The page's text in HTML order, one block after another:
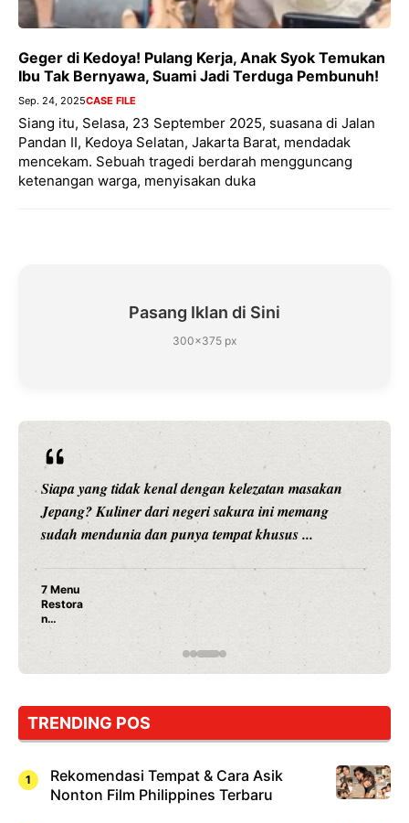
Geger di Kedoya! Pulang Kerja, Anak Syok Temukan
Ibu Tak Bernyawa, Suami Jadi Terduga Pembunuh!
Sep. 24, 2025CASE FILE
Siang itu, Selasa, 23 September 2025, suasana di Jalan
Pandan II, Kedoya Selatan, Jakarta Barat, mendadak
mencekam. Sebuah tragedi berdarah mengguncang
ketenangan warga, menyisakan duka
Pasang Iklan di Sini
300×375 px
Siapa yang tidak kenal dengan kelezatan masakan
Jepang? Kuliner dari negeri sakura ini memang
sudah mendunia dan punya tempat khusus ...
7 Menu
Restora
n
Jepang
yang
Dicoba,
Cuma
Sushi!
TRENDING POS
Rekomendasi Tempat & Cara Asik
Nonton Film Philippines Terbaru